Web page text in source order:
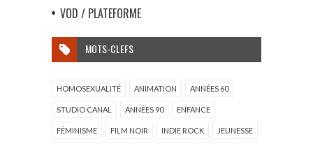
VOD / PLATEFORME
MOTS-CLEFS
HOMOSEXUALITÉ ANIMATION ANNÉES 60
STUDIO CANAL ANNÉES 90 ENFANCE
FÉMINISME FILM NOIR INDIE ROCK JEUNESSE